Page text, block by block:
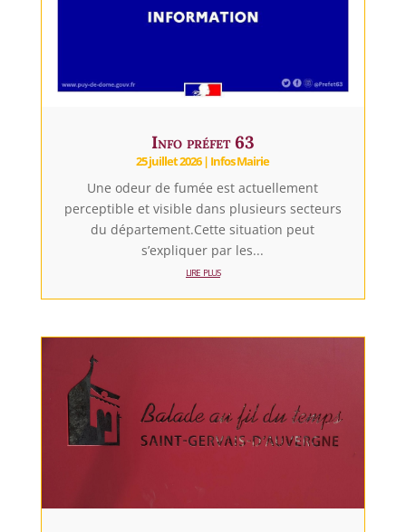
Info préfet 63
25 juillet 2026| Infos Mairie
Une odeur de fumée est actuellement
perceptible et visible dans plusieurs secteurs
du département.Cette situation peut
s’expliquer par les...
lire plus